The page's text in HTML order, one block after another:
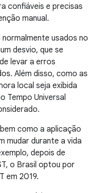
confiáveis e precisas
manual.
usados no
desvio, que se
levar a erros
Além disso, como as
local seja exibida
Tempo Universal
como a aplicação
mudar durante a vida
depois de
o Brasil optou por
em 2019.